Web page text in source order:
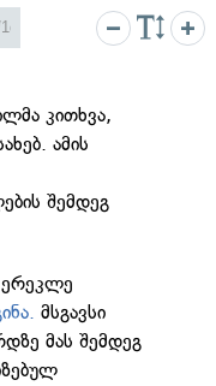
კითხვა,
ამის
შემდეგ
ერეკლე
მსგავსი
მას შემდეგ